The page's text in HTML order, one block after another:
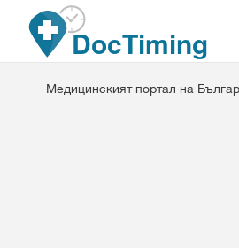
Премини към основното съдържание
DocTiming
Медицинският портал на